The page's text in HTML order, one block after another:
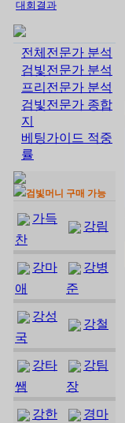
대회결과
전체전문가 분석
검빛전문가 분석
프리전문가 분석
검빛전문가 종합
지
베팅가이드 적중
률
검빛머니 구매 가능
가득
찬
강림
강마
애
강병
준
강성
국
강철
강타
쌤
강팀
장
강한
경마